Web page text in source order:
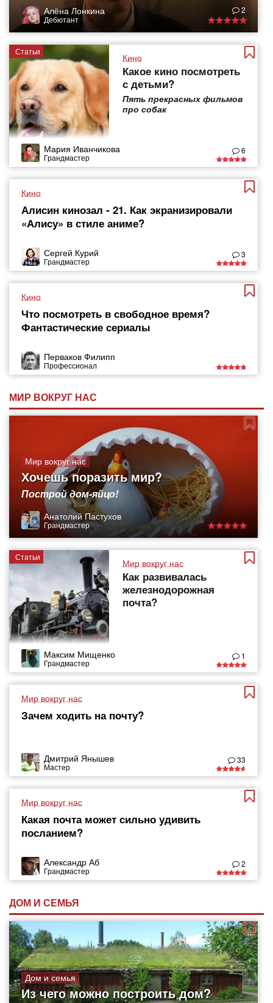
Алёна Лонкина
Дебютант
2
Статьи
Кино
Какое кино посмотреть
с детьми?
Пять прекрасных фильмов
про собак
Мария Иванчикова
Грандмастер
6
Кино
Алисин кинозал - 21. Как экранизировали
«Алису» в стиле аниме?
Сергей Курий
Грандмастер
3
Кино
Что посмотреть в свободное время?
Фантастические сериалы
Перваков Филипп
Профессионал
МИР ВОКРУГ НАС
Мир вокруг нас
Хочешь поразить мир?
Построй дом-яйцо!
Анатолий Пастухов
Грандмастер
Статьи
Мир вокруг нас
Как развивалась
железнодорожная
почта?
Максим Мищенко
Грандмастер
1
Мир вокруг нас
Зачем ходить на почту?
Дмитрий Янышев
Мастер
33
Мир вокруг нас
Какая почта может сильно удивить
посланием?
Александр Аб
Грандмастер
2
ДОМ И СЕМЬЯ
Дом и семья
Из чего можно построить дом?